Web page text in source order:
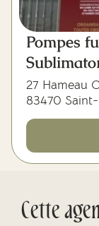
Pompes
27 Hameau
83470
Cette